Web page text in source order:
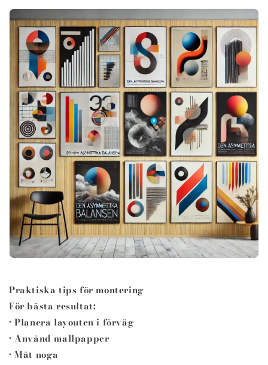
Praktiska tips för montering
För bästa resultat:
• Planera layouten i förväg
• Använd mallpapper
• Mät noga